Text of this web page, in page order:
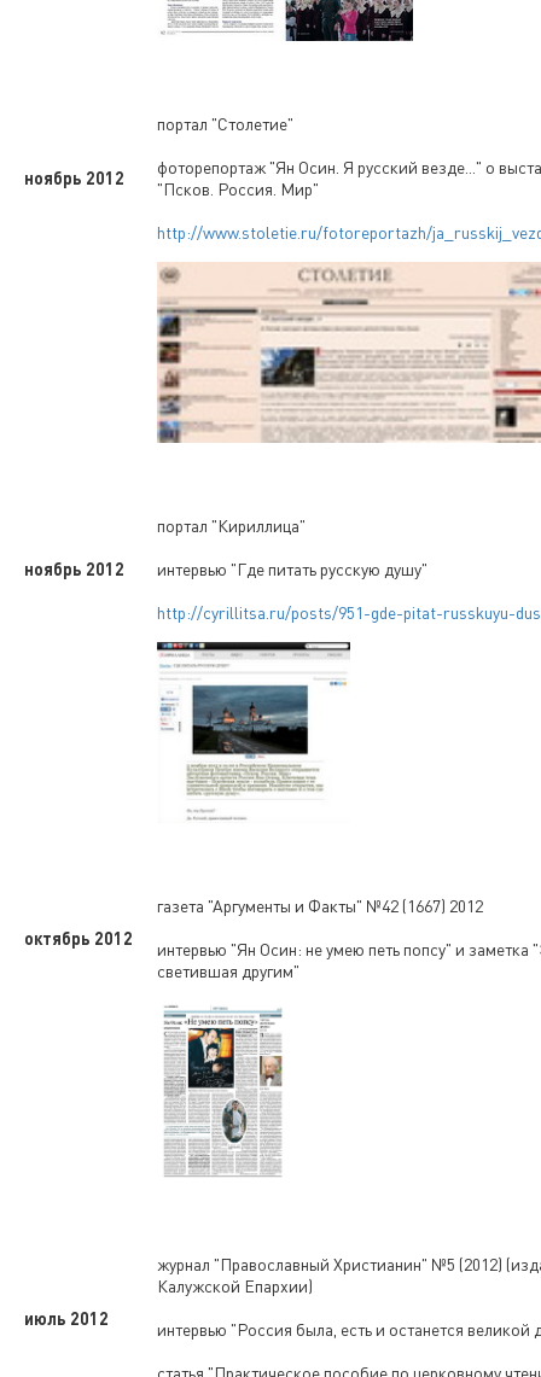
ноябрь 2012
портал "Столетие"
фоторепортаж "Ян Осин. Я русский везде..." о
"Псков. Россия. Мир"
http://www.stoletie.ru/fotoreportazh/
ноябрь 2012
портал "Кириллица"
интервью "Где питать русскую душу"
http://cyrillitsa.ru/posts/951-gde-pitat-russkuyu-
октябрь 2012
газета "Аргументы и Факты" №42 (1667) 2012
интервью "Ян Осин: не умею петь попсу" и заметка
светившая другим"
июль 2012
журнал "Православный Христианин" №5 (2012)
Калужской Епархии)
интервью "Россия была, есть и останется великой
статья "Практическое пособие по церковному